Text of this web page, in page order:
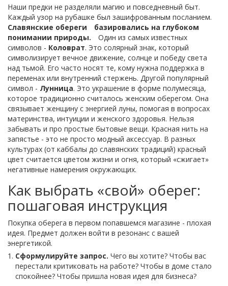
Наши предки не разделяли магию и повседневный быт.
Каждый узор на рубашке был зашифрованным посланием.
Славянские обереги
базировались на глубоком
понимании природы.
Один из самых известных
символов - Коловрат. Это солярный знак, который
символизирует вечное движение, солнце и победу света
над тьмой. Его часто носят те, кому нужна поддержка в
переменах или внутренний стержень. Другой популярный
символ - Лунница. Это украшение в форме полумесяца,
которое традиционно считалось женским оберегом. Она
связывает женщину с энергией луны, помогая в вопросах
материнства, интуиции и женского здоровья. Нельзя
забывать и про простые бытовые вещи. Красная нить на
запястье - это не просто модный аксессуар. В разных
культурах (от каббалы до славянских традиций) красный
цвет считается цветом жизни и огня, который «сжигает»
негативные намерения окружающих.
Как выбрать «свой» оберег:
пошаговая инструкция
Покупка оберега в первом попавшемся магазине - плохая
идея. Предмет должен войти в резонанс с вашей
энергетикой.
Сформулируйте запрос. Чего вы хотите? Чтобы вас
перестали критиковать на работе? Чтобы в доме стало
спокойнее? Чтобы пришла новая идея для бизнеса?